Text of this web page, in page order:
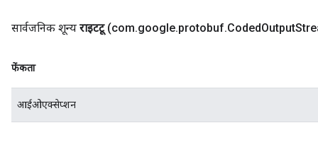
सार्वजनिक शून्य राइटटू (com.google.protobuf.CodedOutput
फेंकता
आईओएक्सेप्शन